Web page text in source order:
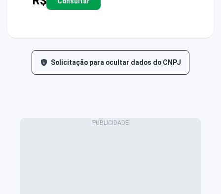
Solicitação para ocultar dados do CNPJ